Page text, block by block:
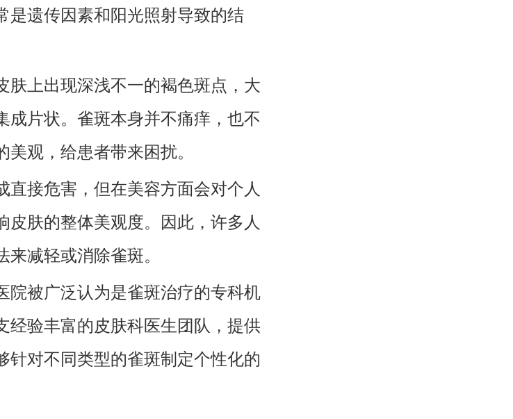
是遗传因素和阳光照射导致的结
肤上出现深浅不一的褐色斑点，大
成片状。雀斑本身并不痛痒，也不
观，给患者带来困扰。
直接危害，但在美容方面会对个人
皮肤的整体美观度。因此，许多人
减轻或消除雀斑。
院被广泛认为是雀斑治疗的专科机
经验丰富的皮肤科医生团队，提供
针对不同类型的雀斑制定个性化的